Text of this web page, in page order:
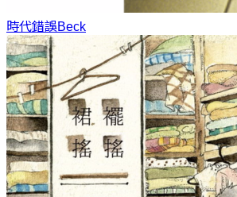
時代錯誤Beck